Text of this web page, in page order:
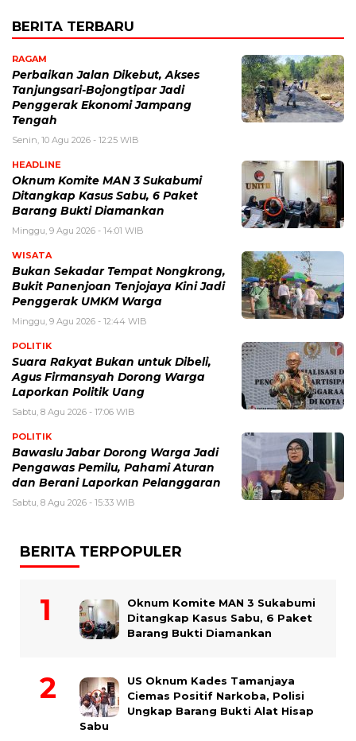
BERITA TERBARU
RAGAM
Perbaikan Jalan Dikebut, Akses
Tanjungsari-Bojongtipar Jadi
Penggerak Ekonomi Jampang
Tengah
Senin, 10 Agu 2026 - 12:25 WIB
HEADLINE
Oknum Komite MAN 3 Sukabumi
Ditangkap Kasus Sabu, 6 Paket
Barang Bukti Diamankan
Minggu, 9 Agu 2026 - 14:01 WIB
WISATA
Bukan Sekadar Tempat Nongkrong,
Bukit Panenjoan Tenjojaya Kini Jadi
Penggerak UMKM Warga
Minggu, 9 Agu 2026 - 12:44 WIB
POLITIK
Suara Rakyat Bukan untuk Dibeli,
Agus Firmansyah Dorong Warga
Laporkan Politik Uang
Sabtu, 8 Agu 2026 - 17:06 WIB
POLITIK
Bawaslu Jabar Dorong Warga Jadi
Pengawas Pemilu, Pahami Aturan
dan Berani Laporkan Pelanggaran
Sabtu, 8 Agu 2026 - 15:33 WIB
BERITA TERPOPULER
Oknum Komite MAN 3 Sukabumi
Ditangkap Kasus Sabu, 6 Paket
Barang Bukti Diamankan
US Oknum Kades Tamanjaya
Ciemas Positif Narkoba, Polisi
Ungkap Barang Bukti Alat Hisap
Sabu